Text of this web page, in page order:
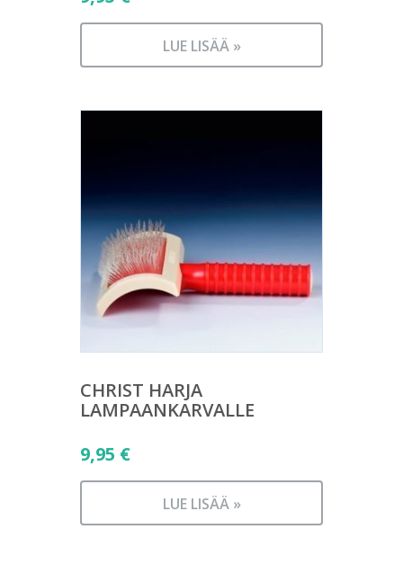
LUE LISÄÄ »
CHRIST HARJA
LAMPAANKARVALLE
9,95 €
LUE LISÄÄ »